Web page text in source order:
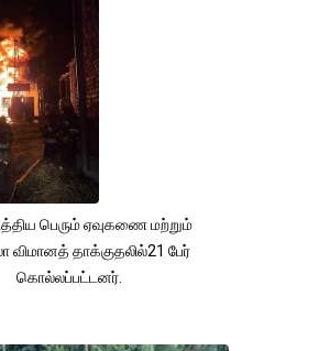
பெரும் ஏவுகணை மற்றும்
விமானத் தாக்குதலில்21 பேர்
கொல்லப்பட்டனர்.